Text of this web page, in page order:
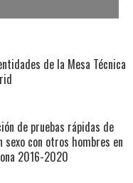
de la Mesa Técnica
de pruebas rápidas de
con otros hombres en
2016-2020